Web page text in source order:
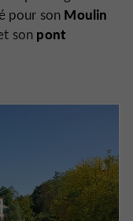
pour son Moulin
son pont